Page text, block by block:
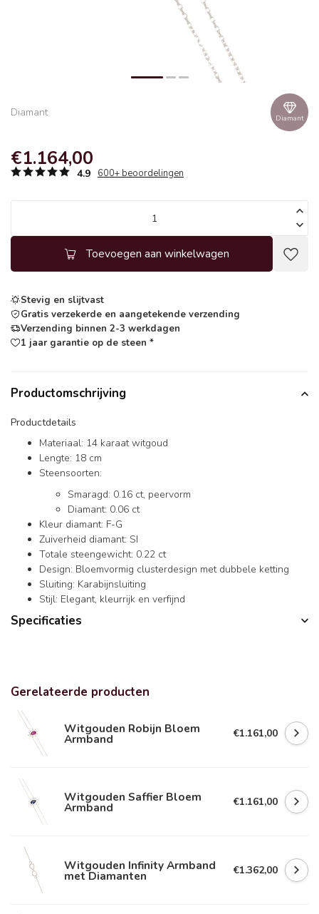
Diamant Diamant
€1.164,00
4.9 600+ beoordelingen
Toevoegen aan winkelwagen
Stevig en slijtvast
Gratis verzekerde en aangetekende verzending
Verzending binnen 2-3 werkdagen
1 jaar garantie op de steen *
Productomschrijving
Productdetails
Materiaal: 14 karaat witgoud
Lengte: 18 cm
Steensoorten:
Smaragd: 0.16 ct, peervorm
Diamant: 0.06 ct
Kleur diamant: F-G
Zuiverheid diamant: SI
Totale steengewicht: 0.22 ct
Design: Bloemvormig clusterdesign met dubbele ketting
Sluiting: Karabijnsluiting
Stijl: Elegant, kleurrijk en verfijnd
Specificaties
Gerelateerde producten
Witgouden Robijn Bloem
Armband €1.161,00
Witgouden Saffier Bloem
Armband €1.161,00
Witgouden Infinity Armband
met Diamanten €1.362,00